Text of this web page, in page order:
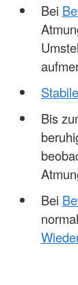
Bei
Bis
Bei